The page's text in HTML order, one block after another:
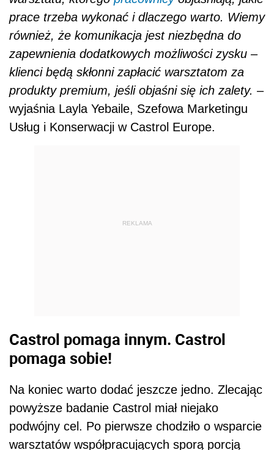
prace trzeba wykonać i dlaczego warto. Wiemy
również, że komunikacja jest niezbędna do
zapewnienia dodatkowych możliwości zysku –
klienci będą skłonni zapłacić warsztatom za
produkty premium, jeśli objaśni się ich zalety. –
wyjaśnia Layla Yebaile, Szefowa Marketingu
Usług i Konserwacji w Castrol Europe.
REKLAMA
Castrol pomaga innym. Castrol
pomaga sobie!
Na koniec warto dodać jeszcze jedno. Zlecając
powyższe badanie Castrol miał niejako
podwójny cel. Po pierwsze chodziło o wsparcie
warsztatów współpracujących sporą porcją